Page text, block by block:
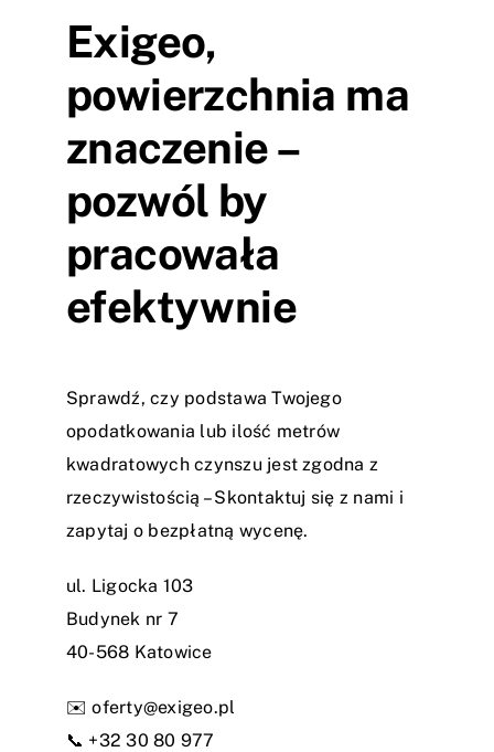
Exigeo,
powierzchnia ma
znaczenie –
pozwól by
pracowała
efektywnie
Sprawdź, czy podstawa Twojego
opodatkowania lub ilość metrów
kwadratowych czynszu jest zgodna z
rzeczywistością – Skontaktuj się z nami i
zapytaj o bezpłatną wycenę.
ul. Ligocka 103
Budynek nr 7
40-568 Katowice
✉️oferty@exigeo.pl
📞 +32 30 80 977